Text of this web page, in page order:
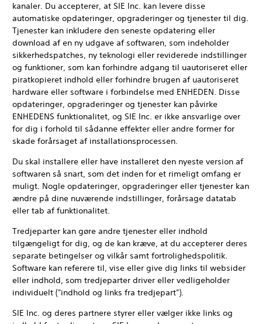
kanaler. Du accepterer, at SIE Inc. kan levere disse
automatiske opdateringer, opgraderinger og tjenester til dig.
Tjenester kan inkludere den seneste opdatering eller
download af en ny udgave af softwaren, som indeholder
sikkerhedspatches, ny teknologi eller reviderede indstillinger
og funktioner, som kan forhindre adgang til uautoriseret eller
piratkopieret indhold eller forhindre brugen af uautoriseret
hardware eller software i forbindelse med ENHEDEN. Disse
opdateringer, opgraderinger og tjenester kan påvirke
ENHEDENS funktionalitet, og SIE Inc. er ikke ansvarlige over
for dig i forhold til sådanne effekter eller andre former for
skade forårsaget af installationsprocessen.
Du skal installere eller have installeret den nyeste version af
softwaren så snart, som det inden for et rimeligt omfang er
muligt. Nogle opdateringer, opgraderinger eller tjenester kan
ændre på dine nuværende indstillinger, forårsage datatab
eller tab af funktionalitet.
Tredjeparter kan gøre andre tjenester eller indhold
tilgængeligt for dig, og de kan kræve, at du accepterer deres
separate betingelser og vilkår samt fortrolighedspolitik.
Software kan referere til, vise eller give dig links til websider
eller indhold, som tredjeparter driver eller vedligeholder
individuelt ("indhold og links fra tredjepart").
SIE Inc. og deres partnere styrer eller vælger ikke links og